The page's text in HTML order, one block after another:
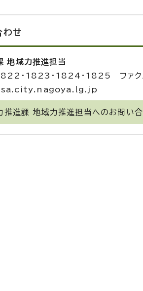
わせ
地域力推進担当
・1823・1824・1825 ファ
進課 地域力推進担当へのお問い